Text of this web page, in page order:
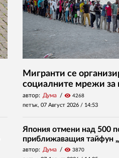
Мигранти се
социалните мрежи за
автор: Дума visibility 4268
петък, 07 Август 2026 / 14:53
Япония отмени над 500
приближаващия тайфун
автор: Дума visibility 3870